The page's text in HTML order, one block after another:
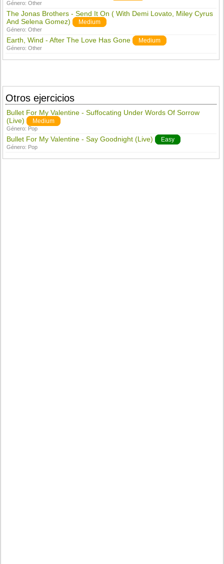
Género:Other
The Jonas Brothers - Send It On ( With Demi Lovato, Miley Cyrus
And Selena Gomez)
Medium
Género:Other
Earth, Wind - After The Love Has Gone Medium
Género:Other
Otros ejercicios
Bullet For My Valentine - Suffocating Under Words Of Sorrow
(Live)
Medium
Género: Pop
Bullet For My Valentine - Say Goodnight (Live) Easy
Género: Pop